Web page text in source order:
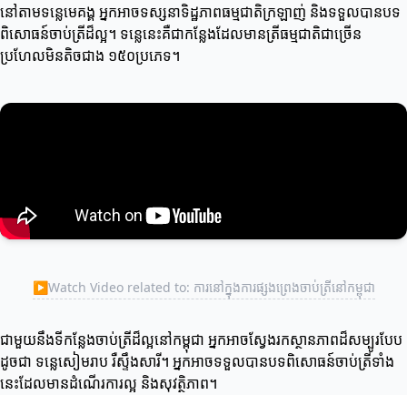
នៅតាមទន្លេមេគង្គ អ្នកអាចទស្សនាទិដ្ឋភាពធម្មជាតិក្រឡាញ់ និងទទួលបានបទ
ពិសោធន៍ចាប់ត្រីដ៏ល្អ។ ទន្លេនេះគឺជាកន្លែងដែលមានត្រីធម្មជាតិជាច្រើន
ប្រហែលមិនតិចជាង ១៥០ប្រភេទ។
▶Watch Video related to: ការនៅក្នុងការផ្សងព្រេងចាប់ត្រីនៅកម្ពុជា
ជាមួយនឹងទីកន្លែងចាប់ត្រីដ៏ល្អនៅកម្ពុជា អ្នកអាចស្វែងរកស្ថានភាពដ៏សម្បូរបែប
ដូចជា ទន្លេសៀមរាប រឺស្ទឹងសារី។ អ្នកអាចទទួលបានបទពិសោធន៍ចាប់ត្រីទាំង
នេះដែលមានដំណើរការល្អ និងសុវត្ថិភាព។